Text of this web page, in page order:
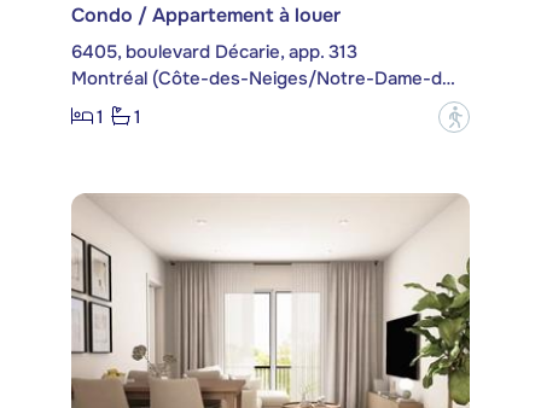
Condo / Appartement à louer
6405, boulevard Décarie, app. 313
Montréal (Côte-des-Neiges/Notre-Dame-de-Grâce)
1
1 ?